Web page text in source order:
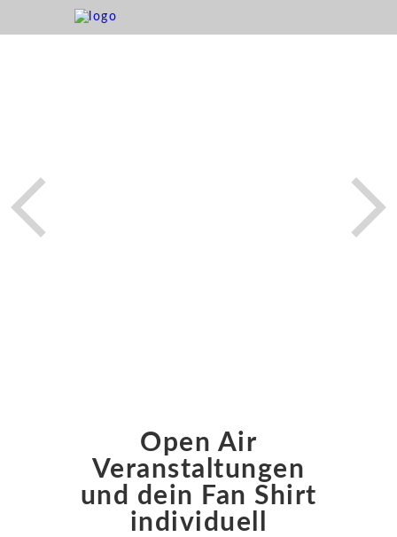
Open Air
Veranstaltungen
und dein Fan Shirt
individuell